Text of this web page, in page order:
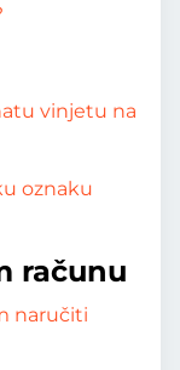
vinjetu na
oznaku
računu
naručiti